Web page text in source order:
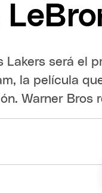
Lakers será el
la película
Warner Bros